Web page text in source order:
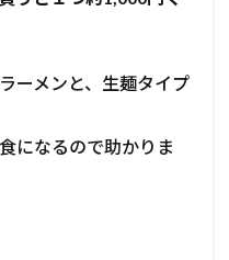
ーメンと、生麺タイプ
になるので助かりま